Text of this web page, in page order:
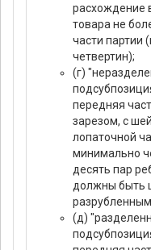
расхождение
товара не
части партии
четвертин);
(г)
передняя
зарезом, с
лопаточной
минимально
десять пар
должны быть
(д)